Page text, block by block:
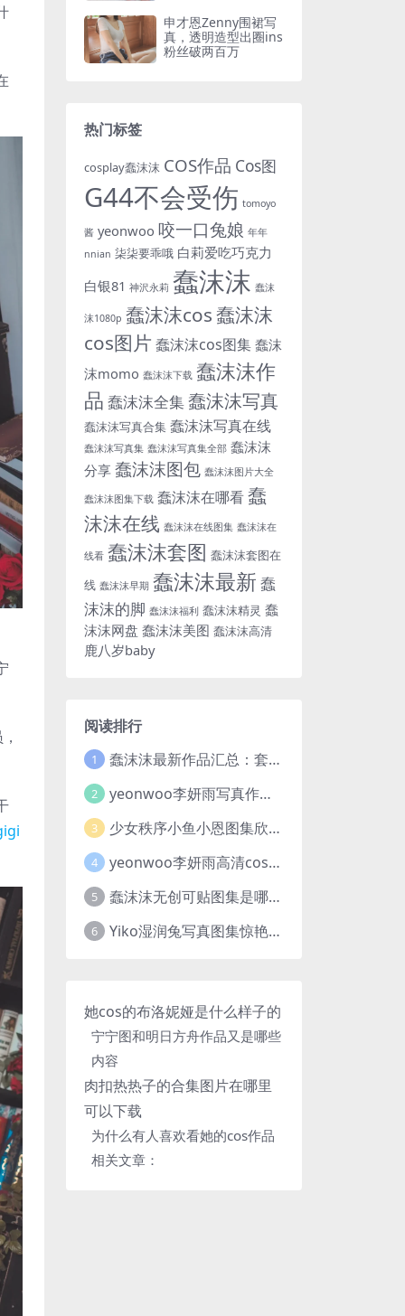
申才恩Zenny围裙写
真，透明造型出圈ins
粉丝破两百万
热门标签
cosplay蠢沫沫 COS作品 Cos图
G44不会受伤 tomoyo
酱 yeonwoo 咬一口兔娘 年年
nnian 柒柒要乖哦 白莉爱吃巧克力
白银81 神沢永莉 蠢沫沫 蠢沫
沫1080p 蠢沫沫cos蠢沫沫
cos图片 蠢沫沫cos图集 蠢沫
沫momo 蠢沫沫下载 蠢沫沫作
品 蠢沫沫全集蠢沫沫写真
蠢沫沫写真合集 蠢沫沫写真在线
蠢沫沫写真集 蠢沫沫写真集全部 蠢沫沫
分享 蠢沫沫图包 蠢沫沫图片大全
蠢沫沫图集下载 蠢沫沫在哪看蠢
沫沫在线 蠢沫沫在线图集 蠢沫沫在
线看 蠢沫沫套图 蠢沫沫套图在
线 蠢沫沫早期 蠢沫沫最新 蠢
沫沫的脚 蠢沫沫福利 蠢沫沫精灵 蠢
沫沫网盘 蠢沫沫美图 蠢沫沫高清
鹿八岁baby
阅读排行
1 蠢沫沫最新作品汇总：套图及视频亮点满满，合集一次看够
2 yeonwoo李妍雨写真作品合集及胶卷素材分享，7套牛奶胶卷完整版高清图片
3 少女秩序小鱼小恩图集欣赏，一场穿越二次元与现实的视觉盛宴
4 yeonwoo李妍雨高清cosplay写真图集欣赏，这位女神太美了
5 蠢沫沫无创可贴图集是哪一期？创可贴战神蠢沫沫合集欣赏
6 Yiko湿润兔写真图集惊艳上线，cosplay网站必备作品推荐
她cos的布洛妮娅是什么样子的
宁宁图和明日方舟作品又是哪些
内容
肉扣热热子的合集图片在哪里
可以下载
为什么有人喜欢看她的cos作品
相关文章：